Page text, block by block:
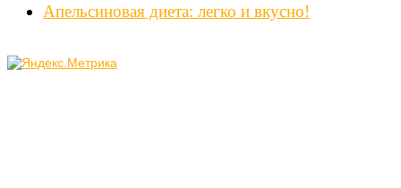
Апельсиновая диета: легко и вкусно!